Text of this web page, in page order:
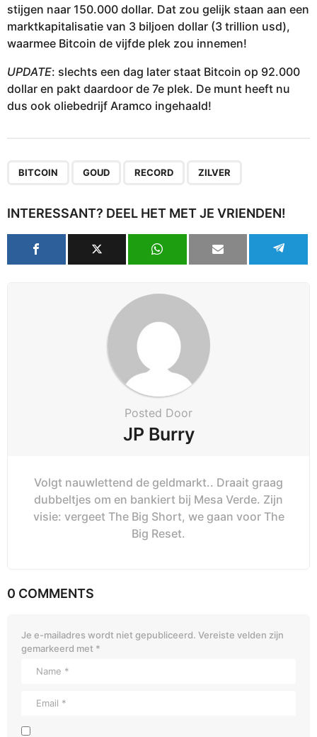
stijgen naar 150.000 dollar. Dat zou gelijk staan aan een
marktkapitalisatie van 3 biljoen dollar (3 trillion usd),
waarmee Bitcoin de vijfde plek zou innemen!
UPDATE: slechts een dag later staat Bitcoin op 92.000
dollar en pakt daardoor de 7e plek. De munt heeft nu
dus ook oliebedrijf Aramco ingehaald!
BITCOIN GOUD RECORD ZILVER
INTERESSANT? DEEL HET MET JE VRIENDEN!
Posted Door
JP Burry
Volgt nauwlettend de geldmarkt.. Draait graag
dubbeltjes om en bankiert bij Mesa Verde. Zijn
visie: vergeet The Big Short, we gaan voor The
Big Reset.
0 COMMENTS
Je e-mailadres wordt niet gepubliceerd. Vereiste velden zijn
gemarkeerd met *